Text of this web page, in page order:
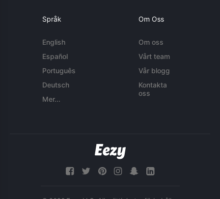
Språk
English
Español
Português
Deutsch
Mer...
Om Oss
Om oss
Vårt team
Vår blogg
Kontakta
oss